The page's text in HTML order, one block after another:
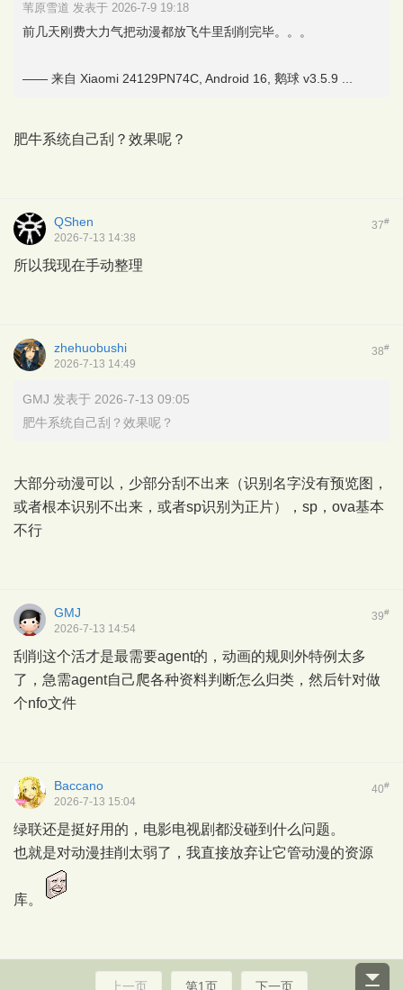
苇原雪道 发表于 2026-7-9 19:18
前几天刚费大力气把动漫都放飞牛里刮削完毕。。。
—— 来自 Xiaomi 24129PN74C, Android 16, 鹅球 v3.5.9 ...
肥牛系统自己刮？效果呢？
37#
QShen
2026-7-13 14:38
所以我现在手动整理
38#
zhehuobushi
2026-7-13 14:49
GMJ 发表于 2026-7-13 09:05
肥牛系统自己刮？效果呢？
大部分动漫可以，少部分刮不出来（识别名字没有预览图，
或者根本识别不出来，或者sp识别为正片），sp，ova基本
不行
39#
GMJ
2026-7-13 14:54
刮削这个活才是最需要agent的，动画的规则外特例太多
了，急需agent自己爬各种资料判断怎么归类，然后针对做
个nfo文件
40#
Baccano
2026-7-13 15:04
绿联还是挺好用的，电影电视剧都没碰到什么问题。
也就是对动漫挂削太弱了，我直接放弃让它管动漫的资源
库。
上一页 第1页 下一页